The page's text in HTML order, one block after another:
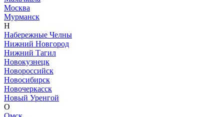
Москва
Мурманск
Н
Набережные Челны
Нижний Новгород
Нижний Тагил
Новокузнецк
Новороссийск
Новосибирск
Новочеркасск
Новый Уренгой
О